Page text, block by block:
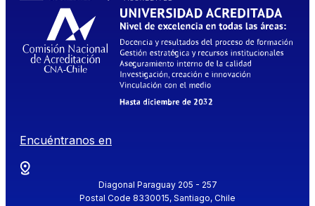
Encuéntranos en
Diagonal Paraguay 205 - 257
Postal Code 8330015, Santiago, Chile